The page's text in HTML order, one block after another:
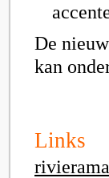
De
kan
Links